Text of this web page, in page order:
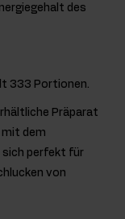
des
333 Portionen.
Präparat
mit dem
sich perfekt für
von